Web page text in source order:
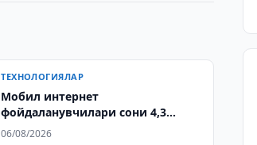
ТЕХНОЛОГИЯЛАР
Мобил интернет
фойдаланувчилари сони 4,3
баробарга ошди
06/08/2026